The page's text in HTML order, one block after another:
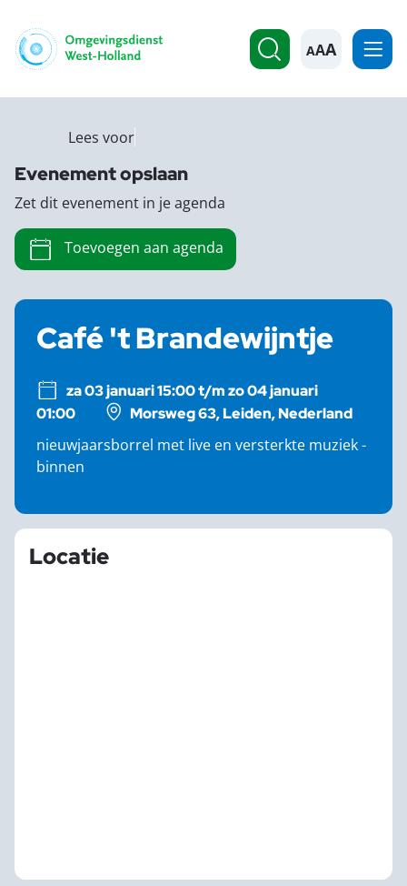
A
Café 't Brandewijntje
za 03 januari 15:00 t/m zo 04 januari
01:00
Morsweg 63, Leiden, Nederland
nieuwjaarsborrel met live en versterkte muziek -
binnen
Locatie
Lees voor
Evenement opslaan
Zet dit evenement in je agenda
Toevoegen aan agenda